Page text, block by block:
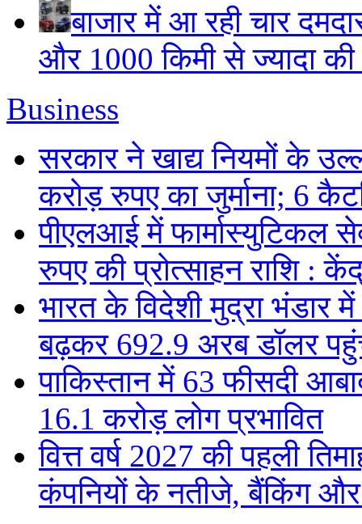
बाजार में आ रही चार
और 1000 किमी से ज्यादा की
Business
सरकार ने खाद्य नियमों के
करोड़ रुपए का जुर्माना; 6
पीएलआई में फार्मास्युटिकल
रुपए की प्रोत्साहन राशि :
भारत के विदेशी मुद्रा भंडार
बढ़कर 692.9 अरब डॉलर
पाकिस्तान में 63 फीसदी
16.1 करोड़ लोग प्रभावित
वित्त वर्ष 2027 की पहली
कंपनियों के नतीजे, बैंकिंग